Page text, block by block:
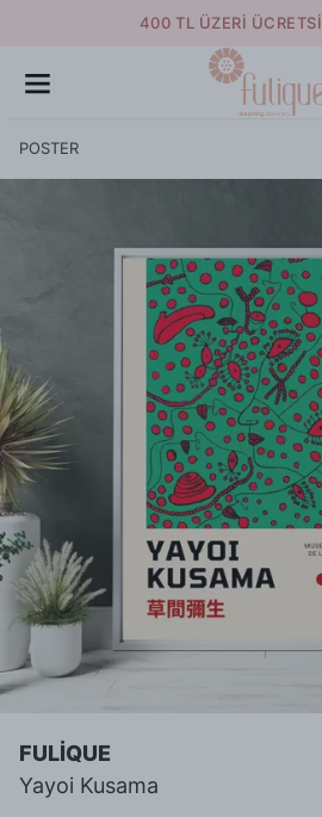
400 TL ÜZERI
POSTER
FULİQUE
Yayoi Kusama